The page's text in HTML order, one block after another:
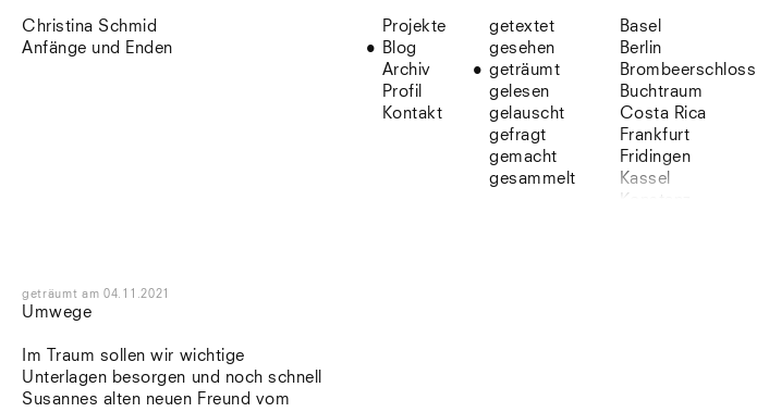
Christina Schmid
Anfänge und Enden
Projekte
Blog
Archiv
Profil
Kontakt
getextet
gesehen
geträumt
gelesen
gelauscht
gefragt
gemacht
gesammelt
Basel
Berlin
Brombeerschloss
Buchtraum
Costa Rica
Frankfurt
Fridingen
Kassel
Umwege
Im Traum sollen wir wichtige
Unterlagen besorgen und noch schnell
Susannes alten neuen Freund vom
geträumt am04.11.2021